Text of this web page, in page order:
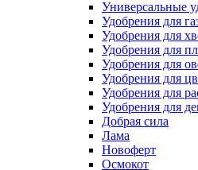
Универсальные
Удобрения для
Удобрения для
Удобрения для
Удобрения для
Удобрения для
Удобрения для
Удобрения для
Добрая сила
Лама
Новоферт
Осмокот